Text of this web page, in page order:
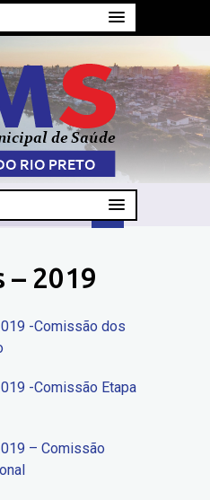
– 2019
-Comissão dos
-Comissão Etapa
– Comissão